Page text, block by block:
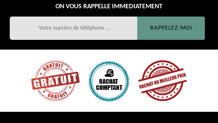
ON VOUS RAPPELLE IMMEDIATEMENT